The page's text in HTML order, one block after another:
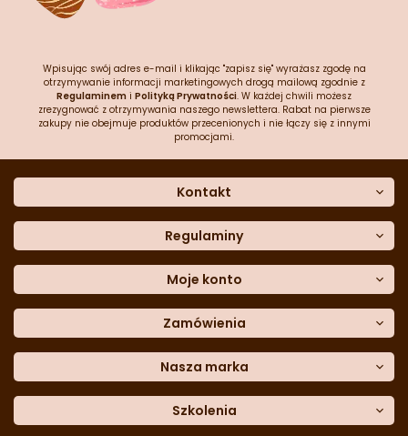
Wpisując swój adres e-mail i klikając "zapisz się" wyrażasz zgodę na
otrzymywanie informacji marketingowych drogą mailową zgodnie z
Regulaminem i Polityką Prywatności. W każdej chwili możesz
zrezygnować z otrzymywania naszego newslettera. Rabat na pierwsze
zakupy nie obejmuje produktów przecenionych i nie łączy się z innymi
promocjami.
Kontakt
Dane kontaktowe
Często zadawane pytania
Sklep stacjonarny
Formularz kontaktowy
Blog
telefon:601 767 272
Regulaminy
Polityka prywatności
Polityka cookies
Polityka reklamacji
Polityka zwrotów
Dostępność cyfrowa
Moje konto
Moje dane
Historia zamówień
Lista ulubionych
Moje rabaty
Zamówienia
Metody płatności
Dane do przelewu
Formularzreklamacji
Formularzzwrotu
Nasza marka
Trio Gelato
CDN
Szkolenia